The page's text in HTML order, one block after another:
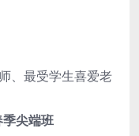
、最受学生喜爱老
尖端班